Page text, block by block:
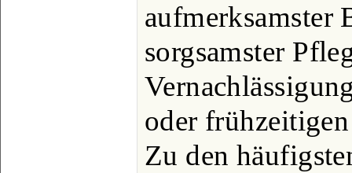
aufmerksamster
sorgsamster
oder
Zu den